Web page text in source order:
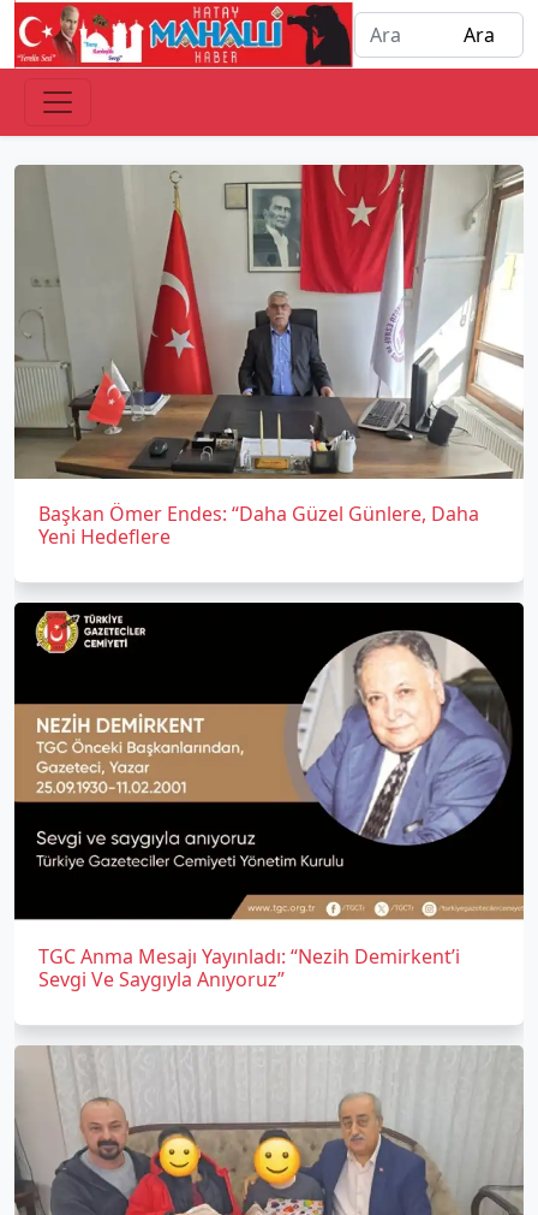
Başkan Ömer Endes: “Daha Güzel Günlere, Daha
Yeni Hedeflere
TGC Anma Mesajı Yayınladı: “Nezih Demirkent’i
Sevgi Ve Saygıyla Anıyoruz”